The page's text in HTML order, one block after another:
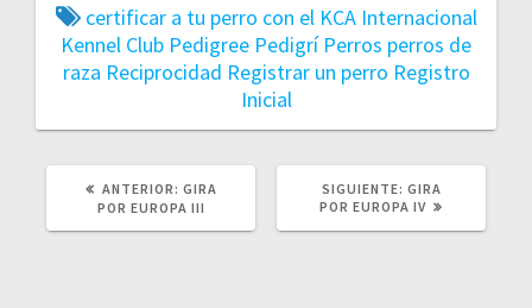
certificar a tu perro con el KCA Internacional
Kennel Club Pedigree Pedigrí Perros perros de
raza Reciprocidad Registrar un perro Registro
Inicial
ANTERIOR: POST
ANTERIOR:
GIRA
POR EUROPA III
SIGUIENTE: SIGUIENTE
POST:
GIRA
POR EUROPA IV